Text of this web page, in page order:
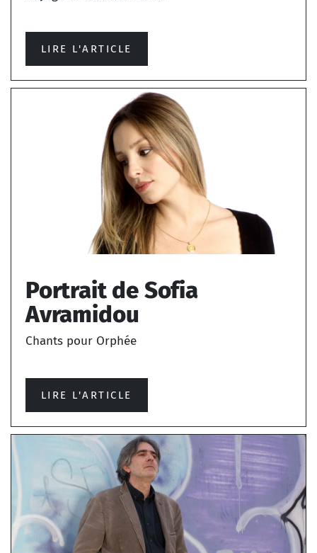
LIRE L'ARTICLE
Portrait de Sofia
Avramidou
Chants pour Orphée
LIRE L'ARTICLE